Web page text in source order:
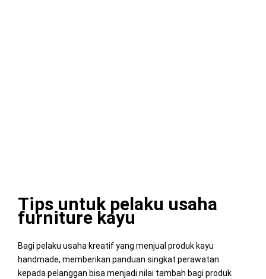
Tips untuk pelaku usaha
furniture kayu
Bagi pelaku usaha kreatif yang menjual produk kayu
handmade, memberikan panduan singkat perawatan
kepada pelanggan bisa menjadi nilai tambah bagi produk